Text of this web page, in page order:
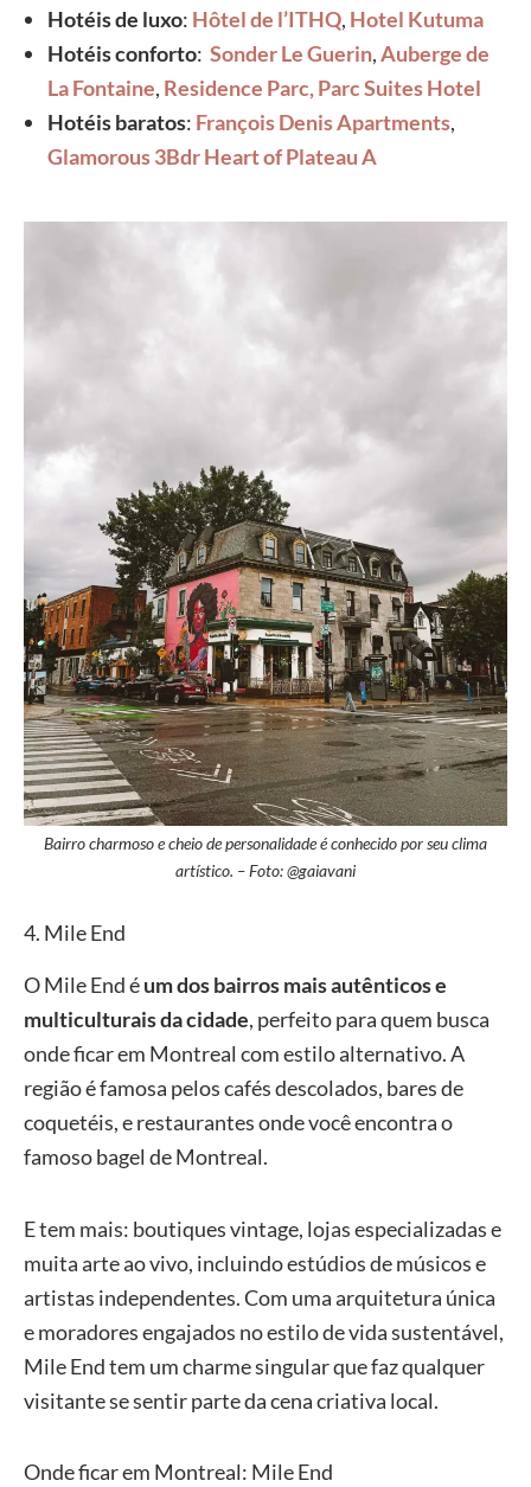
Hotéis de luxo: Hôtel de l’ITHQ, Hotel Kutuma
Hotéis conforto: Sonder Le Guerin,Auberge de
La Fontaine, Residence Parc,Parc Suites Hotel
Hotéis baratos: François Denis Apartments,
Glamorous 3Bdr Heart of Plateau A
Bairro charmoso e cheio de personalidade é conhecido por seu clima
artístico. – Foto: @gaiavani
4. Mile End
O Mile End éum dos bairros mais autênticos e
multiculturais da cidade, perfeito para quem busca
onde ficar em Montreal com estilo alternativo. A
região é famosa pelos cafés descolados, bares de
coquetéis, e restaurantes onde você encontra o
famoso bagel de Montreal.
E tem mais: boutiques vintage, lojas especializadas e
muita arte ao vivo, incluindo estúdios de músicos e
artistas independentes. Com uma arquitetura única
e moradores engajados no estilo de vida sustentável,
Mile End tem um charme singular que faz qualquer
visitante se sentir parte da cena criativa local.
Onde ficar em Montreal: Mile End